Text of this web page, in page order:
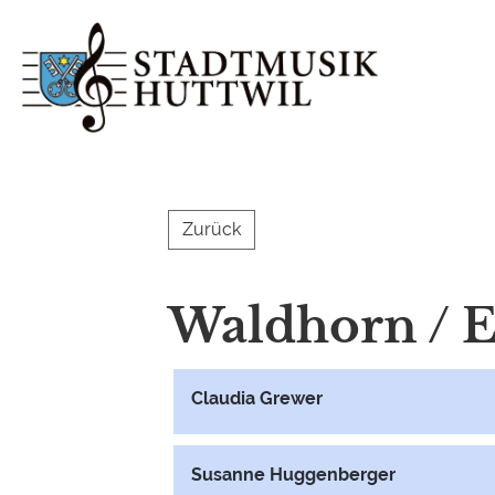
Zurück
Waldhorn /
Claudia Grewer
Susanne Huggenberger